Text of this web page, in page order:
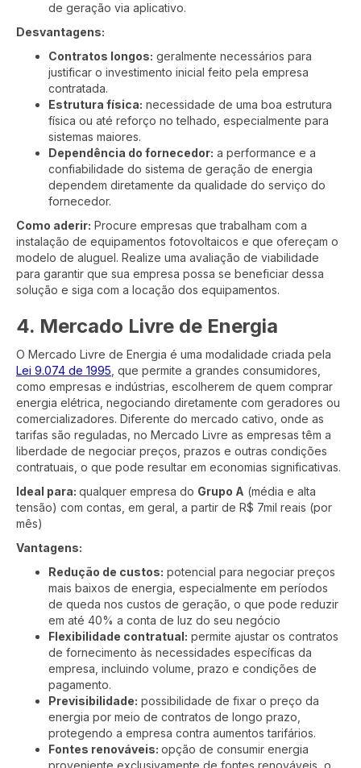
de geração via aplicativo.
Desvantagens:
Contratos longos: geralmente necessários para
justificar o investimento inicial feito pela empresa
contratada.
Estrutura física: necessidade de uma boa estrutura
física ou até reforço no telhado, especialmente para
sistemas maiores.
Dependência do fornecedor: a performance e a
confiabilidade do sistema de geração de energia
dependem diretamente da qualidade do serviço do
fornecedor.
Como aderir: Procure empresas que trabalham com a
instalação de equipamentos fotovoltaicos e que ofereçam o
modelo de aluguel. Realize uma avaliação de viabilidade
para garantir que sua empresa possa se beneficiar dessa
solução e siga com a locação dos equipamentos.
4. Mercado Livre de Energia
O Mercado Livre de Energia é uma modalidade criada pela
Lei 9.074 de 1995 , que permite a grandes consumidores,
como empresas e indústrias, escolherem de quem comprar
energia elétrica, negociando diretamente com geradores ou
comercializadores. Diferente do mercado cativo, onde as
tarifas são reguladas, no Mercado Livre as empresas têm a
liberdade de negociar preços, prazos e outras condições
contratuais, o que pode resultar em economias significativas.
Ideal para: qualquer empresa do Grupo A (média e alta
tensão) com contas, em geral, a partir de R$ 7mil reais (por
mês)
Vantagens:
Redução de custos: potencial para negociar preços
mais baixos de energia, especialmente em períodos
de queda nos custos de geração, o que pode reduzir
em até 40% a conta de luz do seu negócio
Flexibilidade contratual: permite ajustar os contratos
de fornecimento às necessidades específicas da
empresa, incluindo volume, prazo e condições de
pagamento.
Previsibilidade: possibilidade de fixar o preço da
energia por meio de contratos de longo prazo,
protegendo a empresa contra aumentos tarifários.
Fontes renováveis: opção de consumir energia
proveniente exclusivamente de fontes renováveis, o